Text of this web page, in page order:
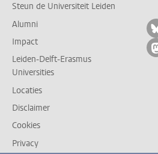
Steun de Universiteit Leiden
Alumni
Impact
Leiden-Delft-Erasmus
Universities
Locaties
Disclaimer
Cookies
Privacy